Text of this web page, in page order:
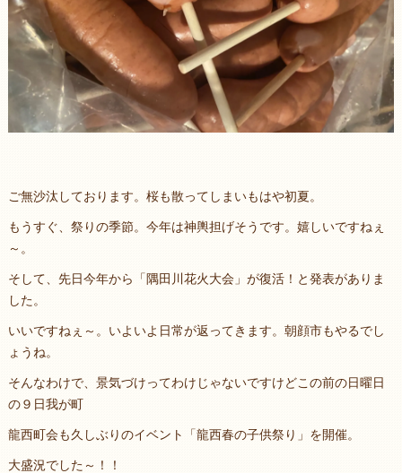
ご無沙汰しております。桜も散ってしまいもはや初夏。
もうすぐ、祭りの季節。今年は神輿担げそうです。嬉しいですねぇ
～。
そして、先日今年から「隅田川花火大会」が復活！と発表がありま
した。
いいですねぇ～。いよいよ日常が返ってきます。朝顔市もやるでし
ょうね。
そんなわけで、景気づけってわけじゃないですけどこの前の日曜日
の９日我が町
龍西町会も久しぶりのイベント「龍西春の子供祭り」を開催。
大盛況でした～！！